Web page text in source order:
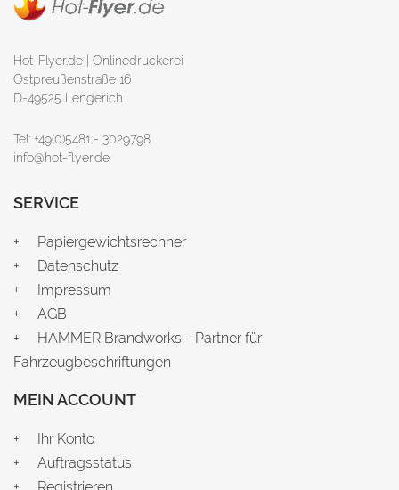
Hot-Flyer.de | Onlinedruckerei
Ostpreußenstraße 16
D-49525 Lengerich
Tel: +49(0)5481 - 3029798
info@hot-flyer.de
SERVICE
Papiergewichtsrechner
Datenschutz
Impressum
AGB
HAMMER Brandworks - Partner für
Fahrzeugbeschriftungen
MEIN ACCOUNT
Ihr Konto
Auftragsstatus